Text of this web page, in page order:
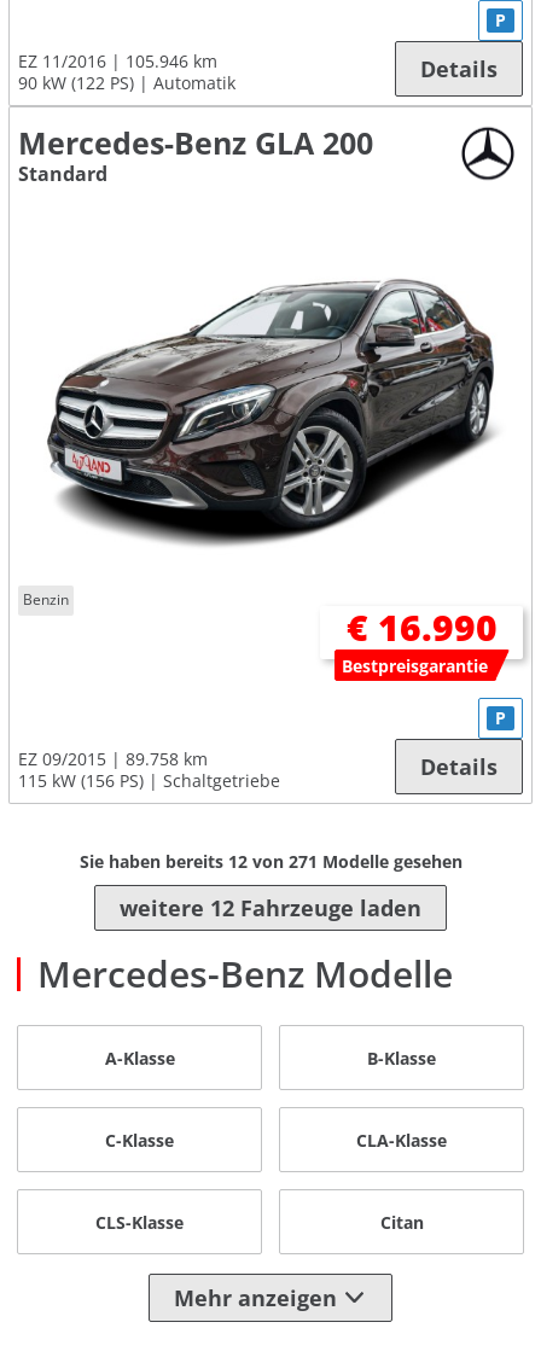
EZ 11/2016
105.946 km
90 kW (122 PS)
Automatik
P
Details
Mercedes-Benz GLA 200
Standard
Benzin
€ 16.990
Bestpreisgarantie
EZ 09/2015
89.758 km
115 kW (156 PS)
Schaltgetriebe
P
Details
Sie haben bereits 12von 271 Modelle gesehen
weitere 12 Fahrzeuge laden
Mercedes-Benz Modelle
A-Klasse B-Klasse
C-Klasse CLA-Klasse
CLS-Klasse Citan
Mehr anzeigen